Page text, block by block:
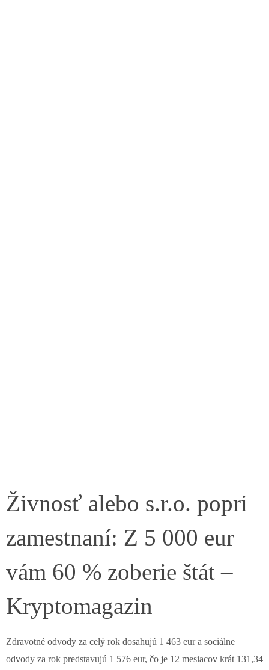
Živnosť alebo s.r.o. popri
zamestnaní: Z 5 000 eur
vám 60 % zoberie štát –
Kryptomagazin
Zdravotné odvody za celý rok dosahujú 1 463 eur a sociálne
odvody za rok predstavujú 1 576 eur, čo je 12 mesiacov krát 131,34